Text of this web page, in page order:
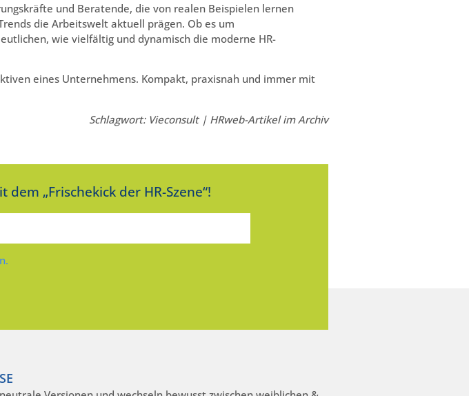
und Beratende, die von realen Beispielen lernen
die Arbeitswelt aktuell prägen. Ob es um
wie vielfältig und dynamisch die moderne HR-
eines Unternehmens. Kompakt, praxisnah und immer mit
Schlagwort: Vieconsult | HRweb-Artikel im Archiv
„Frischekick der HR-Szene“!